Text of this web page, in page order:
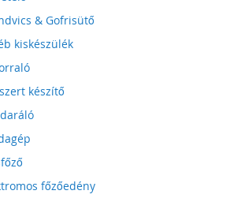
& Gofrisütő
kiskészülék
készítő
főzőedény